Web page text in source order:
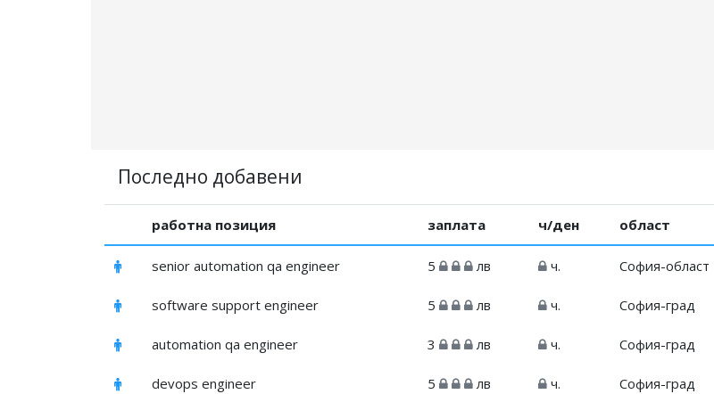
Последно добавени
работна позиция заплата ч/ден област
senior automation qa engineer 5 лв ч. София-област
software support engineer 5 лв ч. София-град
automation qa engineer 3 лв ч. София-град
devops engineer 5 лв ч. София-град